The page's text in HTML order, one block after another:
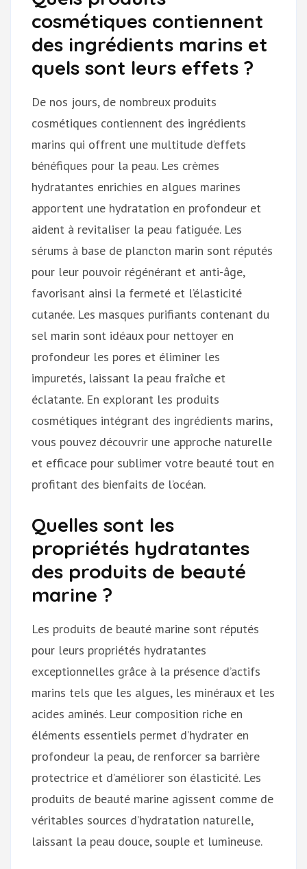
cosmétiques contiennent
des ingrédients marins et
quels sont leurs effets ?
De nos jours, de nombreux produits
cosmétiques contiennent des ingrédients
marins qui offrent une multitude d’effets
bénéfiques pour la peau. Les crèmes
hydratantes enrichies en algues marines
apportent une hydratation en profondeur et
aident à revitaliser la peau fatiguée. Les
sérums à base de plancton marin sont réputés
pour leur pouvoir régénérant et anti-âge,
favorisant ainsi la fermeté et l’élasticité
cutanée. Les masques purifiants contenant du
sel marin sont idéaux pour nettoyer en
profondeur les pores et éliminer les
impuretés, laissant la peau fraîche et
éclatante. En explorant les produits
cosmétiques intégrant des ingrédients marins,
vous pouvez découvrir une approche naturelle
et efficace pour sublimer votre beauté tout en
profitant des bienfaits de l’océan.
Quelles sont les
propriétés hydratantes
des produits de beauté
marine ?
Les produits de beauté marine sont réputés
pour leurs propriétés hydratantes
exceptionnelles grâce à la présence d’actifs
marins tels que les algues, les minéraux et les
acides aminés. Leur composition riche en
éléments essentiels permet d’hydrater en
profondeur la peau, de renforcer sa barrière
protectrice et d’améliorer son élasticité. Les
produits de beauté marine agissent comme de
véritables sources d’hydratation naturelle,
laissant la peau douce, souple et lumineuse.